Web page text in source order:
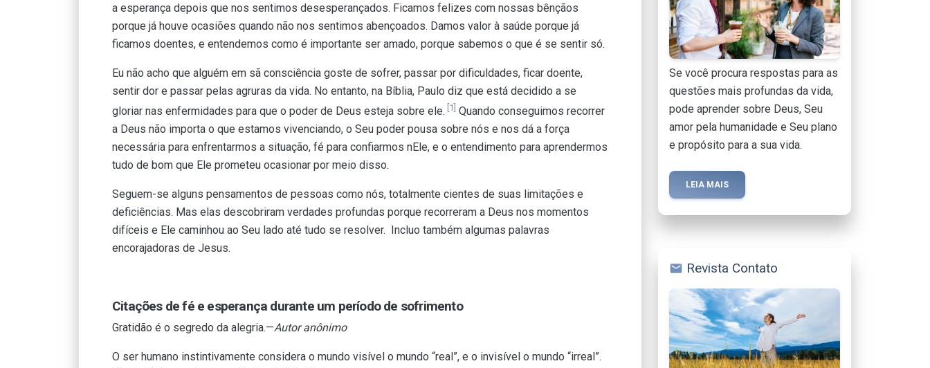
a esperança depois que nos sentimos desesperançados. Ficamos felizes com nossas bênçãos
porque já houve ocasiões quando não nos sentimos abençoados. Damos valor à saúde porque já
ficamos doentes, e entendemos como é importante ser amado, porque sabemos o que é se sentir só.
Eu não acho que alguém em sã consciência goste de sofrer, passar por dificuldades, ficar doente,
sentir dor e passar pelas agruras da vida. No entanto, na Bíblia, Paulo diz que está decidido a se
gloriar nas enfermidades para que o poder de Deus esteja sobre ele. [1] Quando conseguimos recorrer
a Deus não importa o que estamos vivenciando, o Seu poder pousa sobre nós e nos dá a força
necessária para enfrentarmos a situação, fé para confiarmos nEle, e o entendimento para aprendermos
tudo de bom que Ele prometeu ocasionar por meio disso.
Seguem-se alguns pensamentos de pessoas como nós, totalmente cientes de suas limitações e
deficiências. Mas elas descobriram verdades profundas porque recorreram a Deus nos momentos
difíceis e Ele caminhou ao Seu lado até tudo se resolver. Incluo também algumas palavras
encorajadoras de Jesus.
Citações de fé e esperança durante um período de sofrimento
Gratidão é o segredo da alegria.—Autor anônimo
O ser humano instintivamente considera o mundo visível o mundo “real”, e o invisível o mundo “irreal”.
Se você procura respostas para as
questões mais profundas da vida,
pode aprender sobre Deus, Seu
amor pela humanidade e Seu plano
e propósito para a sua vida.
LEIA MAIS
mail Revista Contato